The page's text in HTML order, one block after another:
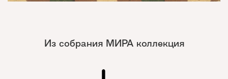
Из собрания МИРА коллекция